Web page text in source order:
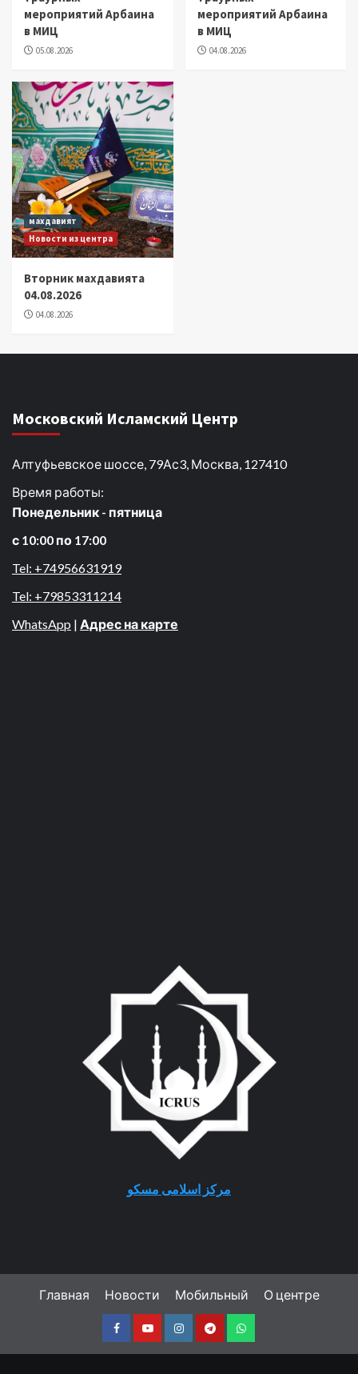
мероприятий Арбаина
в МИЦ
05.08.2026
мероприятий Арбаина
в МИЦ
04.08.2026
махдавият
Новости из центра
Вторник махдавията
04.08.2026
04.08.2026
Московский Исламский Центр
Алтуфьевское шоссе, 79Ас3, Москва, 127410
Время работы:
Понедельник - пятница
с 10:00 по 17:00
Tel: +74956631919
Tel: +79853311214
WhatsApp | Адрес на карте
مرکز اسلامی مسکو
Главная Новости Мобильный О центре
FacebookYoutubeInstagramTelegramWhatsapp